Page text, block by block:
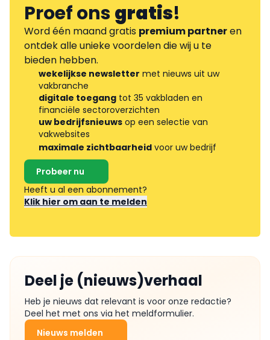
Proef onsgratis!
Word één maand gratis premium partneren
ontdek alle unieke voordelen die wij u te
bieden hebben.
wekelijkse newsletter met nieuws uit uw
vakbranche
digitale toegang tot 35 vakbladen en
financiële sectoroverzichten
uw bedrijfsnieuws op een selectie van
vakwebsites
maximale zichtbaarheid voor uw bedrijf
Probeer nu
Heeft u al een abonnement?
Klik hier om aan te melden
Deel je (nieuws)verhaal
Heb je nieuws dat relevant is voor onze redactie?
Deel het met ons via het meldformulier.
Nieuws melden